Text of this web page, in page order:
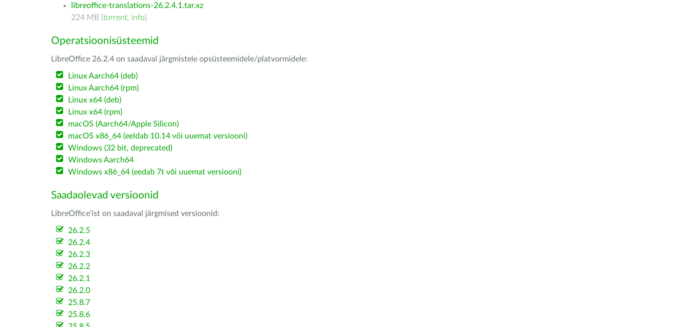
libreoffice-translations-26.2.4.1.tar.xz
224 MB (torrent, info)
Operatsioonisüsteemid
LibreOffice 26.2.4 on saadaval järgmistele opsüsteemidele/platvormidele:
Linux Aarch64 (deb)
Linux Aarch64 (rpm)
Linux x64 (deb)
Linux x64 (rpm)
macOS (Aarch64/Apple Silicon)
macOS x86_64 (eeldab 10.14 või uuemat versiooni)
Windows (32 bit, deprecated)
Windows Aarch64
Windows x86_64 (eedab 7t või uuemat versiooni)
Saadaolevad versioonid
LibreOffice'ist on saadaval järgmised versioonid:
26.2.5
26.2.4
26.2.3
26.2.2
26.2.1
26.2.0
25.8.7
25.8.6